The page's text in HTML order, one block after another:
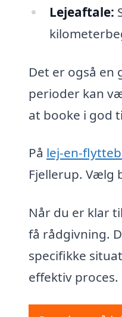
Lejeaftale:
Det er også en
perioder kan
at booke i god
På lej-en-
Fjellerup. Vælg
Når du er klar
få rådgivning.
specifikke
effektiv proces.